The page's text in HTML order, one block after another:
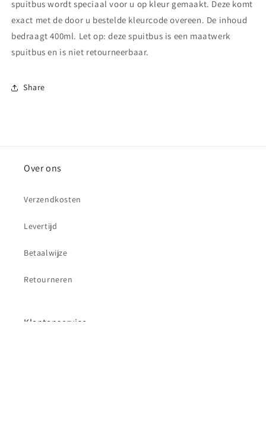
spuitbus wordt speciaal voor u op kleur gemaakt. Deze komt
exact met de door u bestelde kleurcode overeen. De inhoud
bedraagt 400ml. Let op: deze spuitbus is een maatwerk
spuitbus en is niet retourneerbaar.
Share
Over ons
Verzendkosten
Levertijd
Betaalwijze
Retourneren
Klantenservice